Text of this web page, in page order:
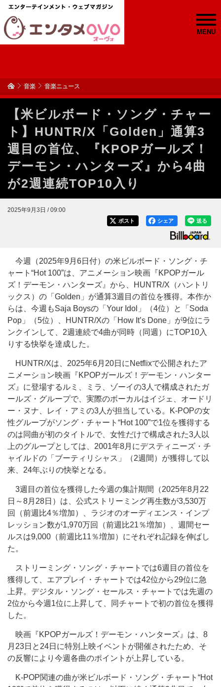
MENU
音楽 音楽ニュース
【米ビルボード・ソング・チャー
ト】HUNTR/X「Golden」通算3
週目の首位、『KPOPガールズ！
デーモン・ハンターズ』から4曲
が2週連続TOP10入り
2025年9月3日 / 09:00
送る
シェア
ポスト
今週（2025年9月6日付）の米ビルボード・ソング・チ
ャート“Hot 100”は、アニメーション映画『KPOPガール
ズ！デーモン・ハンターズ』から、HUNTR/X（ハントリ
ックス）の「Golden」が通算3週目の首位を獲得。本作か
らは、今週もSaja Boysの「Your Idol」（4位）と「Soda
Pop」（5位）、HUNTR/Xの「How It’s Done」が9位にラ
ンクインして、2週連続で4曲が同時（同週）にTOP10入
りする快挙を達成した。
HUNTR/Xは、2025年6月20日にNetflixで公開されたア
ニメーション映画『KPOPガールズ！デーモン・ハンター
ズ』に登場するルミ、ミラ、ゾーイの3人で構成されたガ
ールズ・グループで、実際のボーカルはイジェ、オードリ
ー・ヌナ、レイ・アミの3人が担当している。K-POPの女
性グループがソング・チャート“Hot 100”で1位を獲得する
のは同曲が初のタイトルで、女性だけで構成された3人以
上のグループとしては、2001年8月にデスティニーズ・チ
ャイルドの「ブーティリシャス」（2週間）が獲得して以
来、24年ぶりの快挙となる。
3週目の首位を獲得した今週の集計期間（2025年8月22
日～8月28日）は、公式ストリーミング再生数が3,530万
回（前週比4％増加）、ラジオのオーディエンス・インプ
レッション数が1,970万回（前週比21％増加）、週間セー
ルスは9,000（前週比11％増加）にそれぞれ記録を伸ばし
た。
ストリーミング・ソング・チャートでは6週目の首位を
獲得して、エアプレイ・チャートでは42位から29位に急
上昇。デジタル・ソング・セールス・チャートでは先週の
2位から今週1位に上昇して、同チャートで初の首位を獲得
した。
映画『KPOPガールズ！デーモン・ハンターズ』は、8
月23日と24日に特別上映イベントが開催されたため、そ
の反響により今週各曲のポイントが上昇している。
K-POP関連の曲が米ビルボード・ソング・チャート“Hot